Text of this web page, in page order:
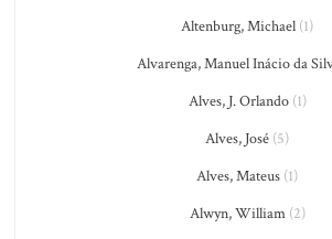
Altenburg, Michael (1)
Alvarenga, Manuel Inácio da
Alves, J. Orlando(1)
Alves, José (5)
Alves, Mateus (1)
Alwyn, William(2)